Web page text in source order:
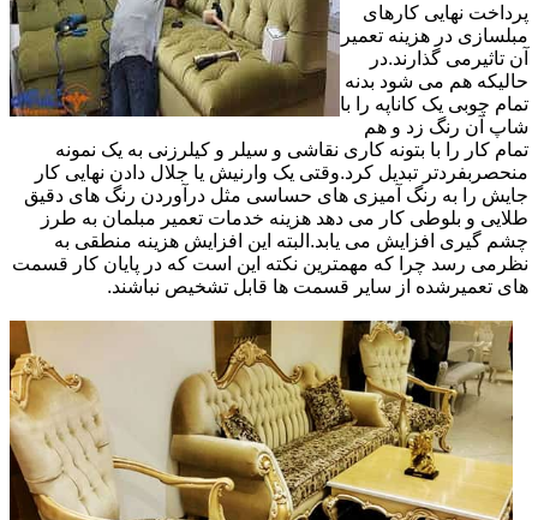
پرداخت نهایی کارهای
مبلسازی در هزینه تعمیر
آن تاثیرمی گذارند.در
حالیکه هم می شود بدنه
تمام چوبی یک کاناپه را با
شاپ آن رنگ زد و هم
تمام کار را با بتونه کاری نقاشی و سیلر و کیلرزنی به یک نمونه
منحصربفردتر تبدیل کرد.وقتی یک وارنیش یا جلال دادن نهایی کار
جایش را به رنگ آمیزی های حساسی مثل درآوردن رنگ های دقیق
طلایی و بلوطی کار می دهد هزینه خدمات تعمیر مبلمان به طرز
چشم گیری افزایش می یابد.البته این افزایش هزینه منطقی به
نظرمی رسد چرا که مهمترین نکته این است که در پایان کار قسمت
های تعمیرشده از سایر قسمت ها قابل تشخیص نباشند.